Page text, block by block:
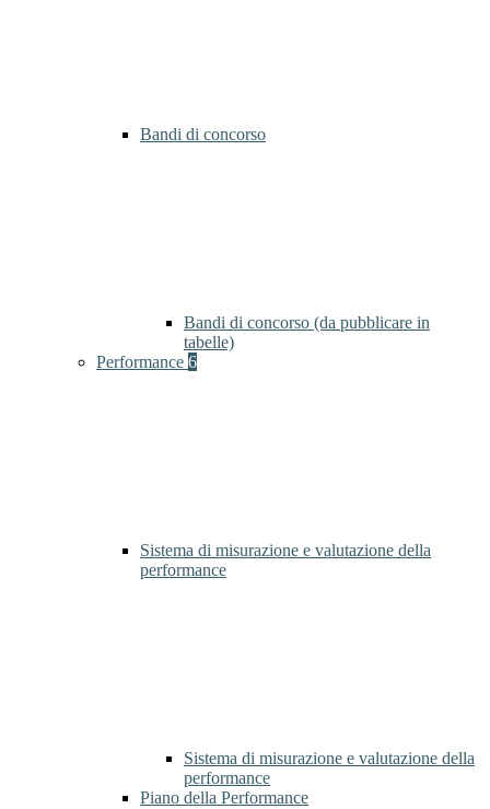
Bandi di concorso
Bandi di concorso (da pubblicare in
tabelle)
Performance 6
Sistema di misurazione e valutazione della
performance
Sistema di misurazione e valutazione della
performance
Piano della Performance